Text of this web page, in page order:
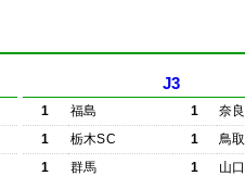
J3
1 福島 1
奈良
1
栃木SC 1
鳥取
1
群馬 1
山口